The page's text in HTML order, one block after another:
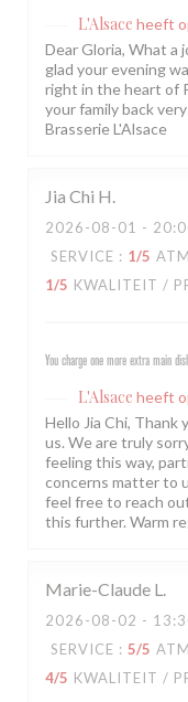
L'Alsace heeft
Dear Gloria, What a
glad your evening
right in the heart of
your family back
Brasserie L'Alsace
Jia Chi H
2026-08-01 -
SERVICE : 1/5
1/5 KWALITEIT /
You charge one more extra main
L'Alsace heeft
Hello Jia Chi, Thank
us. We are truly
feeling this way,
concerns matter to
feel free to reach
this further. Warm
Marie-Claude L
2026-08-02 -
SERVICE : 5/5
4/5 KWALITEIT /